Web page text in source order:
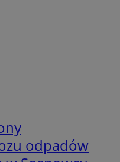
odpadów